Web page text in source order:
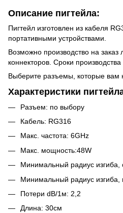
Описание пигтейла:
Пигтейл изготовлен из кабеля
портативными устройствами.
Возможно производство на
коннекторов. Сроки
Выберите разъемы, которые вам
Характеристики
Разъем: по выбору
Кабель: RG316
Макс. частота: 6GHz
Макс. мощность:48W
Минимальный радиус изгиба,
Минимальный радиус
Потери dB/1м: 2,2
Длина: 30см